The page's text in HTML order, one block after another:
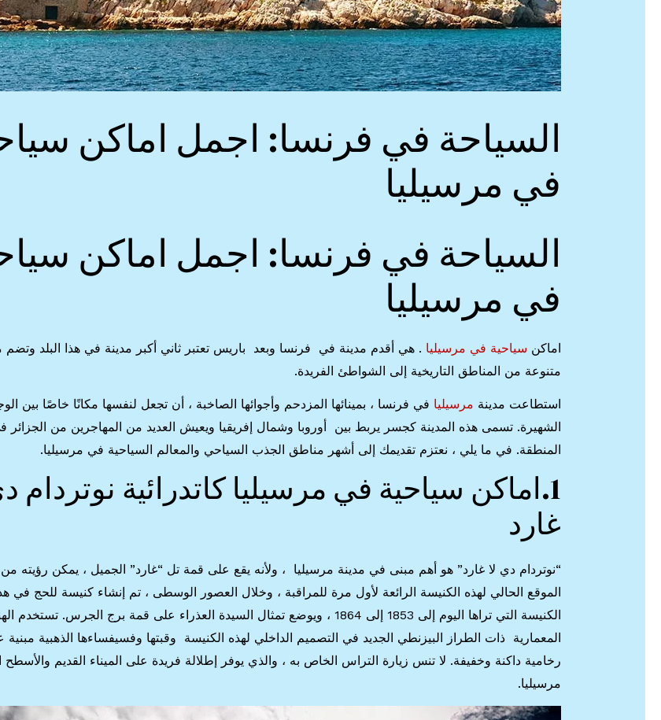
السياحة في فرنسا: اجمل اماكن
في مرسيليا
السياحة في فرنسا: اجمل اماكن
في مرسيليا
اماكن سياحية في مرسيليا . هي أقدم مدينة في فرنسا وبعد باريس تعتبر ثاني أكبر مدينة في هذا البلد
متنوعة من المناطق التاريخية إلى الشواطئ الفريدة.
استطاعت مدينة مرسيليا في فرنسا ، بمينائها المزدحم وأجوائها الصاخبة ، أن تجعل لنفسها مكانًا خاصًا بين
الشهيرة. تسمى هذه المدينة كجسر يربط بين أوروبا وشمال إفريقيا ويعيش العديد من المهاجرين من الجزائر
المنطقة. في ما يلي ، نعتزم تقديمك إلى أشهر مناطق الجذب السياحي والمعالم السياحية في مرسيليا.
1.اماكن سياحية في مرسيليا كاتدرائية نوتردام
غارد
“نوتردام دي لا غارد” هو أهم مبنى في مدينة مرسيليا ، ولأنه يقع على قمة تل “غارد” الجميل ، يمكن رؤيته
الموقع الحالي لهذه الكنيسة الرائعة لأول مرة للمراقبة ، وخلال العصور الوسطى ، تم إنشاء كنيسة للحج في
الكنيسة التي تراها اليوم إلى 1853 إلى 1864 ، ويوضع تمثال السيدة العذراء على قمة برج الجرس.
المعمارية ذات الطراز البيزنطي الجديد في التصميم الداخلي لهذه الكنيسة وقبتها وفسيفساءها الذهبية
رخامية داكنة وخفيفة. لا تنس زيارة التراس الخاص به ، والذي يوفر إطلالة فريدة على الميناء القديم والأسطح
مرسيليا.